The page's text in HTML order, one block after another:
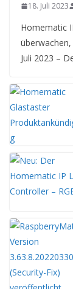
18. Juli 2023
Homematic
Juli 2023 –